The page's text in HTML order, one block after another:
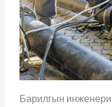
Барилгын